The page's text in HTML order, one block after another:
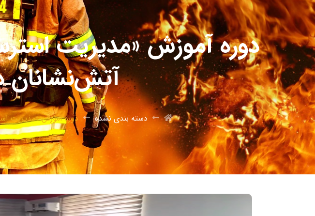
دوره آموزش «مدیریت
آتش‌نشانان
دسته بندی نشده دوره آموزش «مدیریت